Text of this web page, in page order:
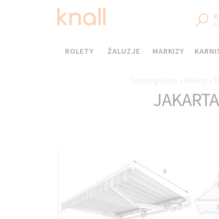
Menu
ROLETY ŻALUZJE MARKIZY
Strona główna › Markizy ›